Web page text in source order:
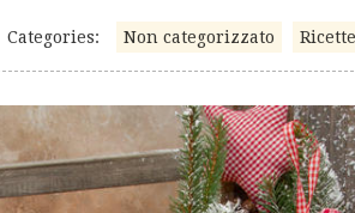
Categories: Non categorizzato